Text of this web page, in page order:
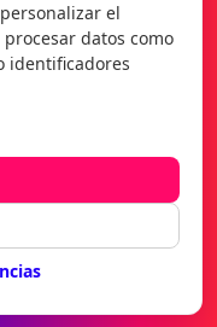
el
datos como
identificadores